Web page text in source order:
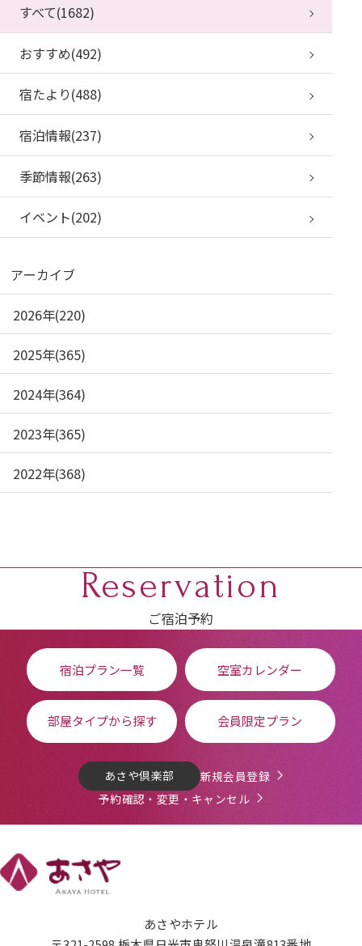
すべて(1682)
おすすめ(492)
宿たより(488)
宿泊情報(237)
季節情報(263)
イベント(202)
アーカイブ
2026年(220)
2025年(365)
2024年(364)
2023年(365)
2022年(368)
Reservation
ご宿泊予約
宿泊プラン一覧 空室カレンダー
部屋タイプから探す 会員限定プラン
あさや倶楽部
新規会員登録
予約確認・変更・キャンセル
あさやホテル